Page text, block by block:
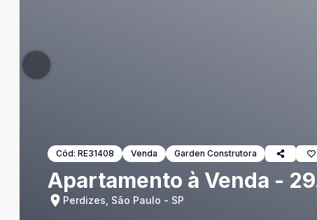
Cód: RE31408 Venda Garden Construtora
Apartamento à Venda -
Perdizes, São Paulo - SP